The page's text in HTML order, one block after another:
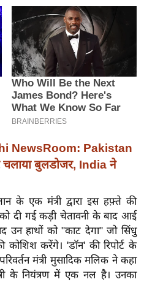
NewsRoom: Pakistan
चलाया बुलडोजर, India ने
के एक मंत्री द्वारा इस हफ़्ते की
दी गई कड़ी चेतावनी के बाद आई
उन हाथों को "काट देगा" जो सिंधु
कोशिश करेंगे। 'डॉन' की रिपोर्ट के
मंत्री मुसादिक मलिक ने कहा
के नियंत्रण में एक नल है। उनका